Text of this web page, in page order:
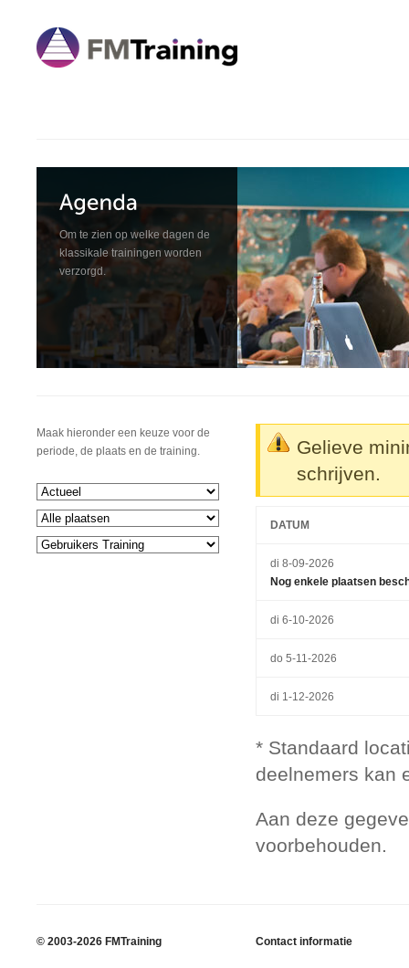
Om te zien op welke dagen de
klassikale trainingen worden
verzorgd.
Maak hieronder een keuze voor de
periode, de plaats en de training.
Gelieve
schrijven.
DATUM
di 8-09-2026
Nog enkele plaatsen
di 6-10-2026
do 5-11-2026
di 1-12-2026
* Standaard
deelnemers kan
Aan deze
voorbehouden.
© 2003-2026 FMTraining Contact informatie